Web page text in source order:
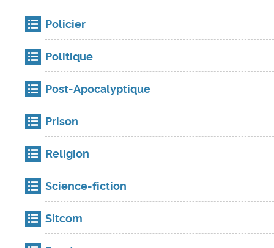
Policier
Politique
Post-Apocalyptique
Prison
Religion
Science-fiction
Sitcom